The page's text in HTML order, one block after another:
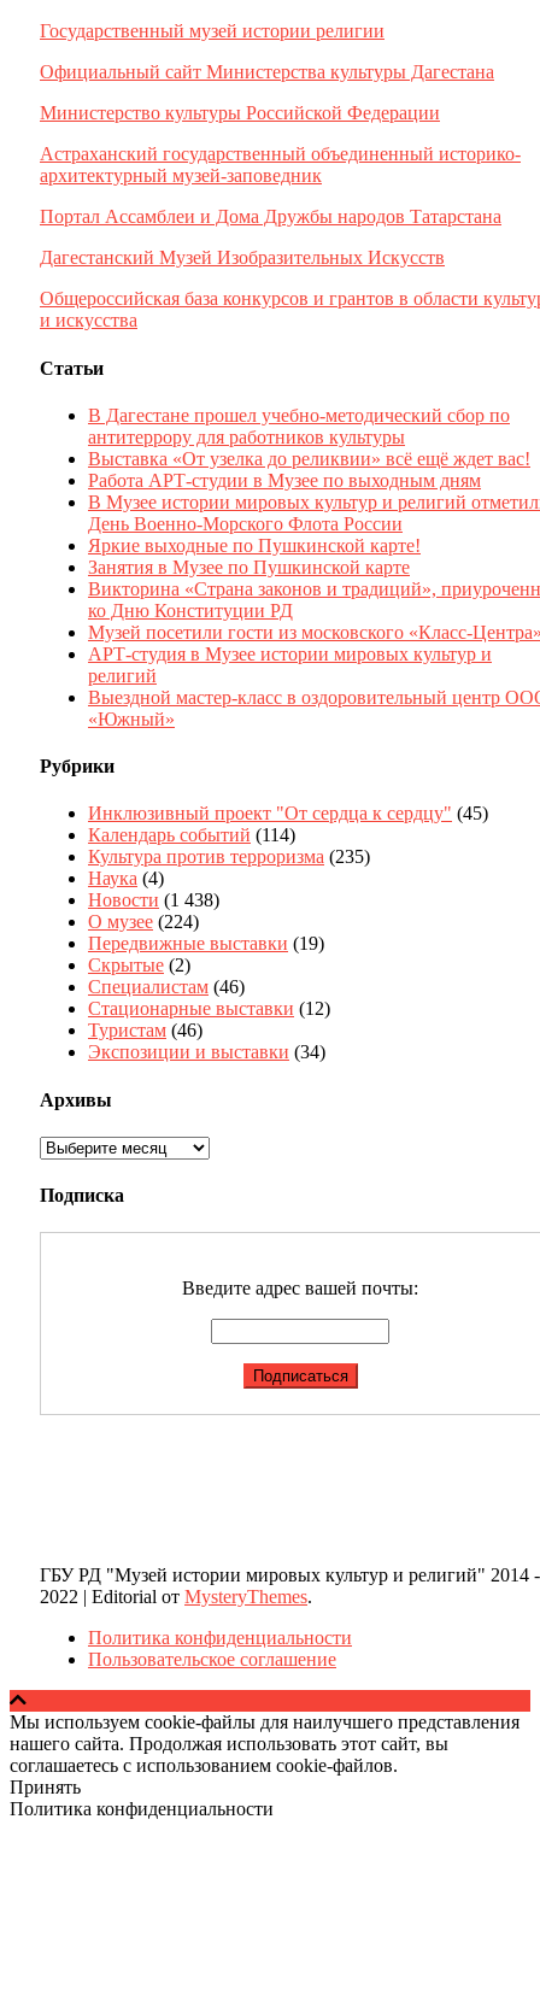
Государственный музей истории религии
Официальный сайт Министерства культуры Дагестана
Министерство культуры Российской Федерации
Астраханский государственный объединенный историко-
архитектурный музей-заповедник
Портал Ассамблеи и Дома Дружбы народов Татарстана
Дагестанский Музей Изобразительных Искусств
Общероссийская база конкурсов и грантов в области
и искусства
Статьи
В Дагестане прошел учебно-методический сбор по
антитеррору для работников культуры
Выставка «От узелка до реликвии» всё ещё ждет вас!
Работа АРТ-студии в Музее по выходным дням
В Музее истории мировых культур и религий
День Военно-Морского Флота России
Яркие выходные по Пушкинской карте!
Занятия в Музее по Пушкинской карте
Викторина «Страна законов и традиций»,
ко Дню Конституции РД
Музей посетили гости из московского «Класс-
АРТ-студия в Музее истории мировых культур и
религий
Выездной мастер-класс в оздоровительный центр
«Южный»
Рубрики
Инклюзивный проект "От сердца к сердцу" (45)
Календарь событий (114)
Культура против терроризма (235)
Наука (4)
Новости (1 438)
О музее (224)
Передвижные выставки (19)
Скрытые (2)
Специалистам (46)
Стационарные выставки (12)
Туристам (46)
Экспозиции и выставки (34)
Архивы
Архивы
Подписка
Введите адрес вашей почты:
ГБУ РД "Музей истории мировых культур и религий" 2014 -
2022 | Editorial от MysteryThemes.
Политика конфиденциальности
Пользовательское соглашение
Мы используем cookie-файлы для наилучшего представления
нашего сайта. Продолжая использовать этот сайт, вы
соглашаетесь с использованием cookie-файлов.
Принять
Политика конфиденциальности